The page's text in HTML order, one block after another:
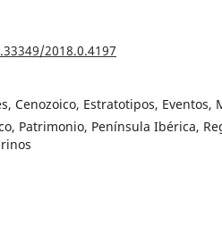
2018.0.4197
Cenozoico, Estratotipos, Eventos,
Patrimonio, Península Ibérica,